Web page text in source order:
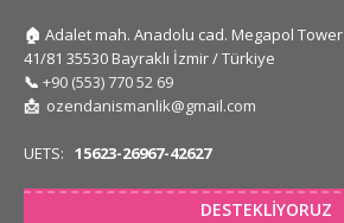
🏠 Adalet mah. Anadolu cad. Megapol Tower
41/81 35530 Bayraklı İzmir / Türkiye
📞 +90 (553) 770 52 69
📩 ozendanismanlik@gmail.com
UETS: 15623-26967-42627
DESTEKLIYORUZ